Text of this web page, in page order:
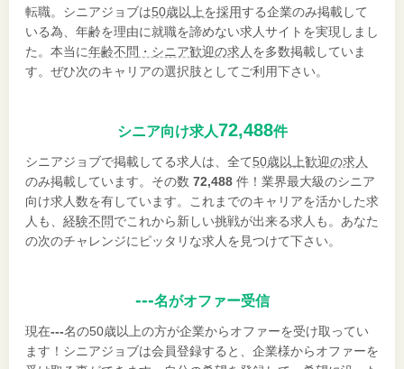
転職。シニアジョブは50歳以上を採用する企業のみ掲載して
いる為、年齢を理由に就職を諦めない求人サイトを実現しまし
た。本当に年齢不問・シニア歓迎の求人 を多数掲載していま
す。ぜひ次のキャリアの選択肢としてご利用下さい。
シニア向け求人72,488件
シニアジョブで掲載してる求人は、全て50歳以上歓迎の求人
のみ掲載しています。その数 72,488 件！業界最大級のシニア
向け求人数を有しています。これまでのキャリアを活かした求
人も、 経験不問でこれから新しい挑戦が出来る求人も。あなた
の次のチャレンジにピッタリな求人を見つけて下さい。
---名がオファー受信
現在---名の50歳以上の方が企業からオファーを受け取ってい
ます！シニアジョブは会員登録すると、企業様からオファーを